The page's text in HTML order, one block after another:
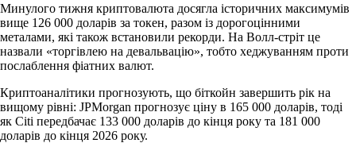
Минулого тижня криптовалюта досягла історичних максимумів
вище 126 000 доларів за токен, разом із дорогоцінними
металами, які також встановили рекорди. На Волл-стріт це
назвали «торгівлею на девальвацію», тобто хеджуванням проти
послаблення фіатних валют.
Криптоаналітики прогнозують, що біткойн завершить рік на
вищому рівні: JPMorgan прогнозує ціну в 165 000 доларів, тоді
як Citi передбачає 133 000 доларів до кінця року та 181 000
доларів до кінця 2026 року.